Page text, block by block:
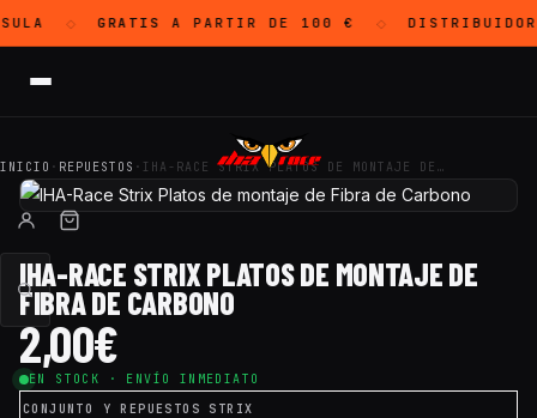
◇ GRATISA PARTIR DE 100 € ◇
INICIO · REPUESTOS · IHA-RACE STRIX PLATOS DE MONTAJE DE…
IHA-RACE STRIX PLATOS DE MONTAJE DE
FIBRA DE CARBONO
2,00€
EN STOCK · ENVÍO INMEDIATO
CONJUNTO Y REPUESTOS STRIX